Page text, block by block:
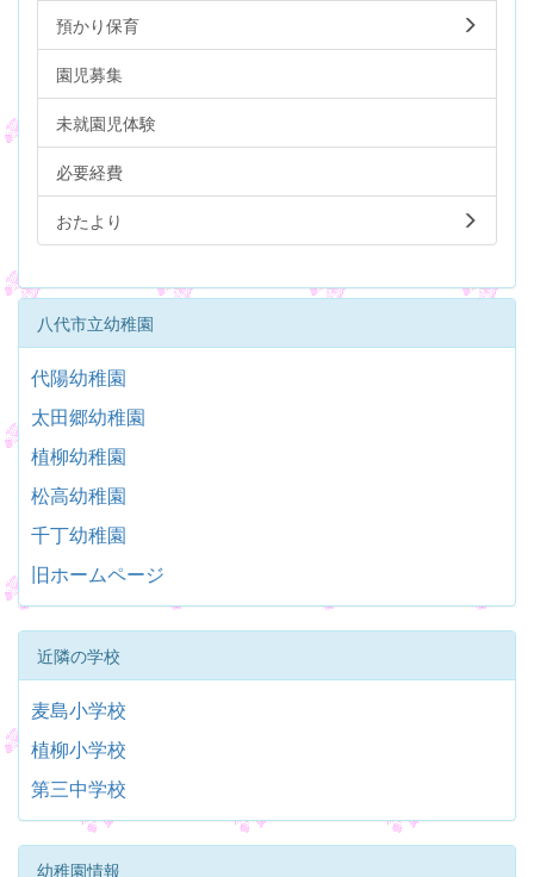
預かり保育
園児募集
未就園児体験
必要経費
おたより
八代市立幼稚園
代陽幼稚園
太田郷幼稚園
植柳幼稚園
松高幼稚園
千丁幼稚園
旧ホームページ
近隣の学校
麦島小学校
植柳小学校
第三中学校
幼稚園情報